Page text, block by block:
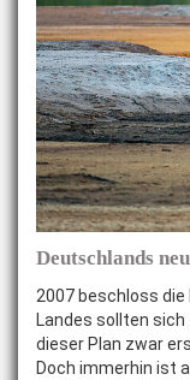
Deutschlands
2007 beschloss
Landes sollten
dieser Plan zwar
Doch immerhin ist